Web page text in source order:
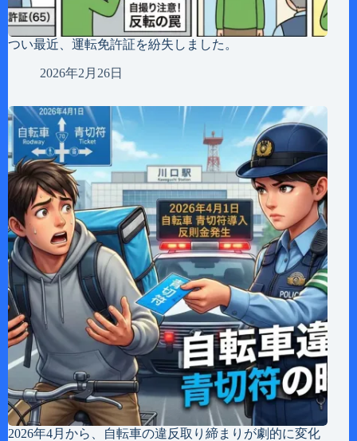
つい最近、運転免許証を紛失しました。
2026年2月26日
2026年4月から、自転車の違反取り締まりが劇的に変化